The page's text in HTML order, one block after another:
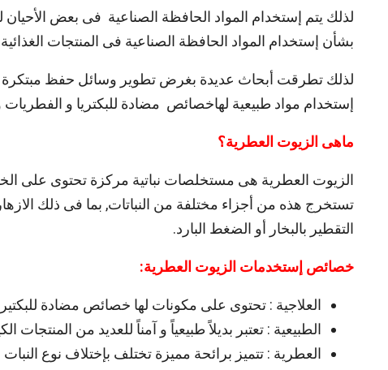
لذلك يتم إستخدام المواد الحافظة الصناعية فى بعض
بشأن إستخدام المواد الحافظة الصناعية فى المنتجات
لذلك تطرقت أبحاث عديدة بغرض تطوير وسائل حفظ مبتكرة
إستخدام مواد طبيعية لهاخصائص مضادة للبكتريا و
ماهى الزيوت العطرية؟
الزيوت العطرية هى مستخلصات نباتية مركزة تحتوى على
تستخرج هذه من أجزاء مختلفة من النباتات, بما فى ذلك
التقطير بالبخار أو الضغط البارد.
خصائص إستخدمات الزيوت العطرية:
العلاجية : تحتوى على مكونات لها خصائص مضادة
الطبيعية : تعتبر بديلاً طبيعياً و آمناً للعديد من المنتجات
العطرية : تتميز برائحة مميزة تختلف بإختلاف نوع